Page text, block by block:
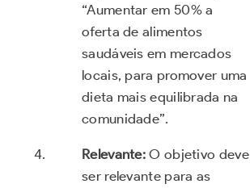
“Aumentar em 50% a
oferta de alimentos
saudáveis em mercados
locais, para promover uma
dieta mais equilibrada na
comunidade”.
Relevante: O objetivo deve
ser relevante para as